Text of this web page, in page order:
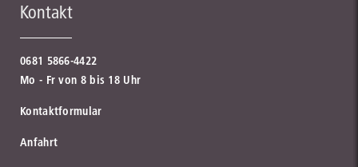
Kontakt
0681 5866-4422
Mo - Fr von 8 bis 18 Uhr
Kontaktformular
Anfahrt